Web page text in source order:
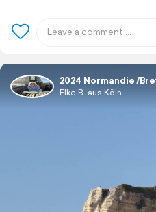
2024 Normandie /
Elke B. aus Köln